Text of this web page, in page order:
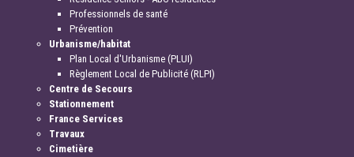
Professionnels de santé
Prévention
Urbanisme/habitat
Plan Local d'Urbanisme (PLUI)
Règlement Local de Publicité (RLPI)
Centre de Secours
Stationnement
France Services
Travaux
Cimetière